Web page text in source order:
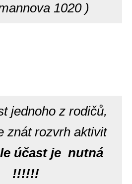
1020 )
jednoho z rodičů,
znát rozvrh aktivit
účast je nutná
!!!!!!